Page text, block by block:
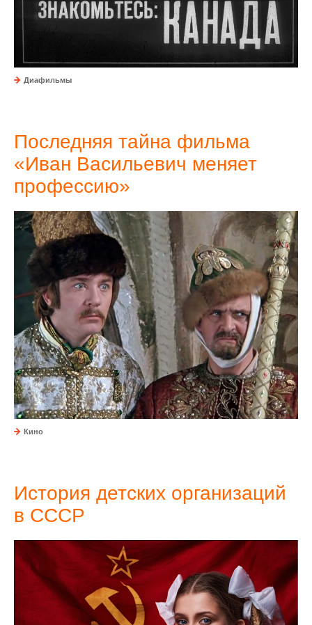
Диафильмы
Последняя тайна фильма
«Иван Васильевич меняет
профессию»
Кино
История детских организаций
в СССР